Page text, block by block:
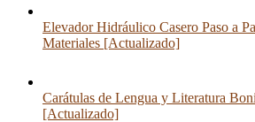
Elevador Hidráulico Casero Paso a
Materiales [Actualizado]
Carátulas de Lengua y Literatura
[Actualizado]